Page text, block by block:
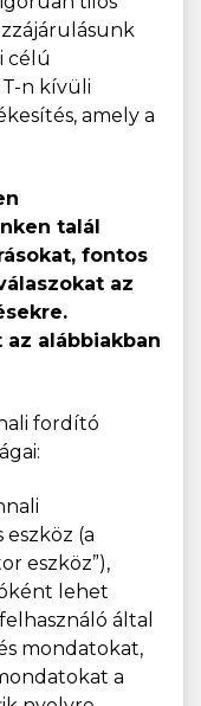
célú
n kívüli
amely a
talál
fontos
az
alábbiakban
fordító
(a
eszköz”),
lehet
által
mondatokat,
a